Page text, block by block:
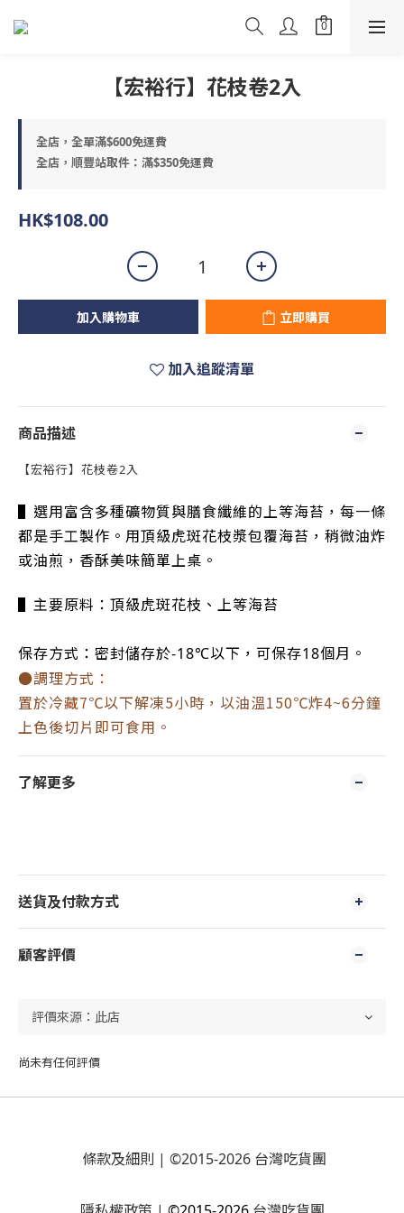
【宏裕行】花枝卷2入
全店，全單滿$600免運費
全店，順豐站取件：滿$350免運費
HK$108.00
加入購物車 立即購買
加入追蹤清單
商品描述
【宏裕行】花枝卷2入
▌選用富含多種礦物質與膳食纖維的上等海苔，每一條
都是手工製作。用頂級虎斑花枝漿包覆海苔，稍微油炸
或油煎，香酥美味簡單上桌。
▌主要原料：頂級虎斑花枝、上等海苔
保存方式：密封儲存於-18℃以下，可保存18個月。
●調理方式：
置於冷藏7℃以下解凍5小時，以油溫150℃炸4~6分鐘
上色後切片即可食用。
了解更多
送貨及付款方式
顧客評價
尚未有任何評價
條款及細則 | ©2015-2026 台灣吃貨團